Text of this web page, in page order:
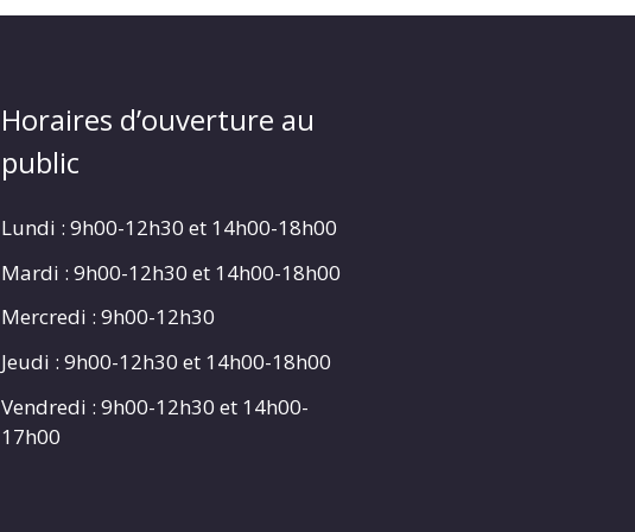
Horaires d’ouverture au
public
Lundi : 9h00-12h30 et 14h00-18h00
Mardi : 9h00-12h30 et 14h00-18h00
Mercredi : 9h00-12h30
Jeudi : 9h00-12h30 et 14h00-18h00
Vendredi : 9h00-12h30 et 14h00-
17h00